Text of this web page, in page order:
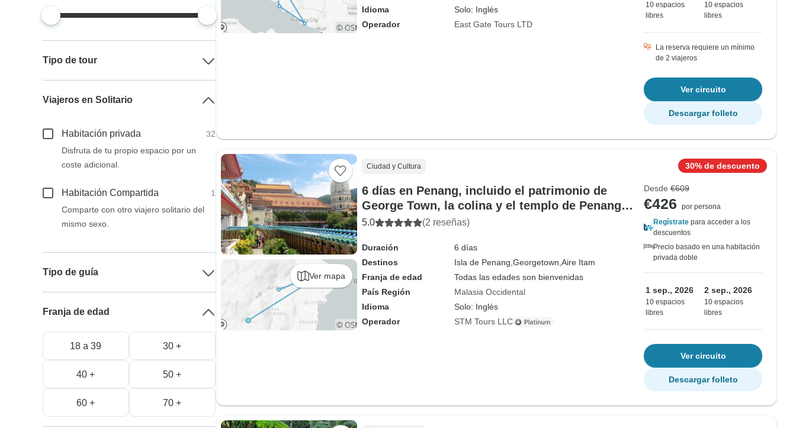
Idioma
Solo: Inglés
Operador
East Gate Tours LTD
10 espacios
libres
10 espacios
libres
La reserva requiere un mínimo
de 2 viajeros
Ver circuito
Descargar folleto
Ver mapa
Ciudad y Cultura
6 días en Penang, incluido el patrimonio de
George Town, la colina y el templo de Penang,
y mucho más
5.0 (2 reseñas)
Duración
6 días
Destinos
Isla de Penang, Georgetown, Aire Itam
Franja de edad
Todas las edades son bienvenidas
País Región
Malasia Occidental
Idioma
Solo: Inglés
Operador
STM Tours LLC
30% de descuento
Desde €609
€426
por persona
Regístrate para acceder a los
descuentos
Precio basado en una habitación
privada doble
1 sep., 2026
10 espacios
libres
2 sep., 2026
10 espacios
libres
Ver circuito
Descargar folleto
Tipo de tour
Viajeros en Solitario
Habitación privada
32
Disfruta de tu propio espacio por un
coste adicional.
Habitación Compartida
1
Comparte con otro viajero solitario del
mismo sexo.
Tipo de guía
Franja de edad
18 a 39 30 +
40 + 50 +
60 + 70 +